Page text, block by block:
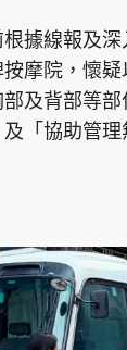
據線報及
摩院，懷疑
及背部等
「協助管理